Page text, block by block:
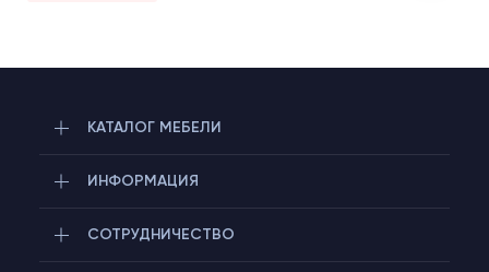
КАТАЛОГ МЕБЕЛИ
ИНФОРМАЦИЯ
СОТРУДНИЧЕСТВО